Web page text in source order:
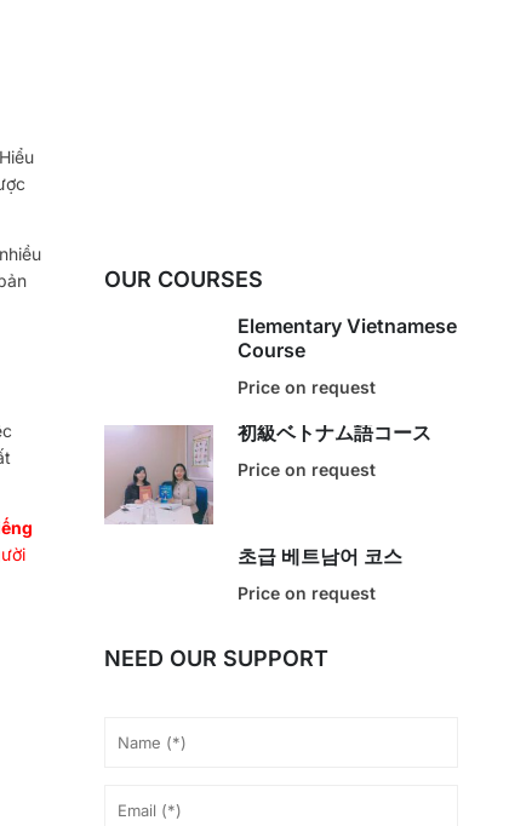
OUR COURSES
Elementary Vietnamese
Course
Price on request
初級ベトナム語コース
Price on request
초급 베트남어 코스
Price on request
NEED OUR SUPPORT